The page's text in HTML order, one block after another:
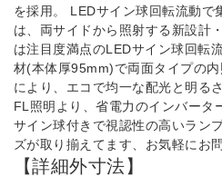
を採用。 LEDサイン球回転流動で
は、両サイドから照射する新設計
は注目度満点のLEDサイン球回転
材(本体厚95mm)で両面タイプの
により、エコで均一な配光と明る
FL照明より、省電力のインバータ
サイン球付きで視認性の高いラン
ズが取り揃えてます、お気軽にお
【詳細外寸法】